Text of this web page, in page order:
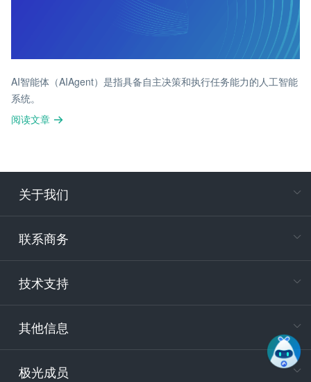
AI智能体（AIAgent）是指具备自主决策和执行任务能力的人工智能
系统。
阅读文章
关于我们
联系商务
技术支持
其他信息
极光成员
电
400-
技